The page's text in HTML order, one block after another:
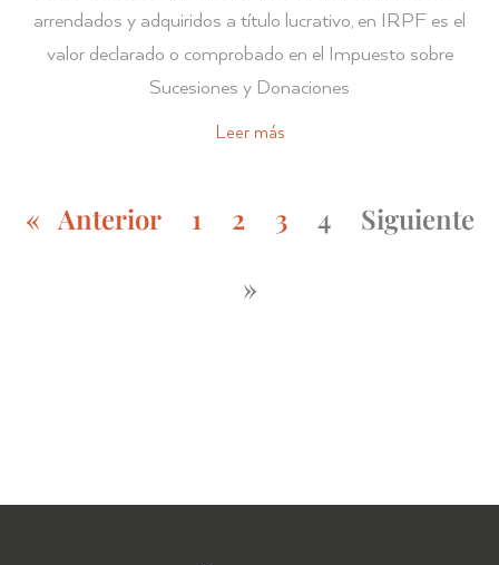
arrendados y adquiridos a título lucrativo, en IRPF es el
valor declarado o comprobado en el Impuesto sobre
Sucesiones y Donaciones
Leer más
« Anterior 1 2 3 4
Siguiente
»